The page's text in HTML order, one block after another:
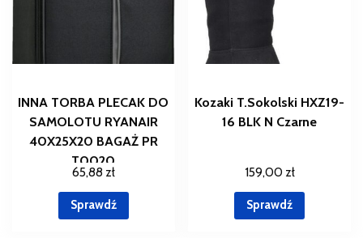
INNA TORBA PLECAK DO
SAMOLOTU RYANAIR
40X25X20 BAGAŻ PR
T0020
65,88 zł
Sprawdź
Kozaki T.Sokolski HXZ19-
16 BLK N Czarne
159,00 zł
Sprawdź